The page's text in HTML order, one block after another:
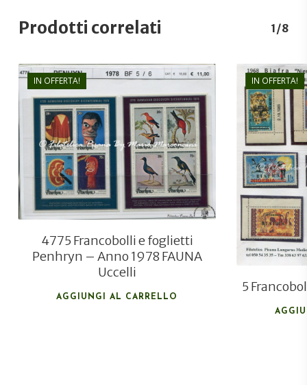
Prodotti correlati 1/8
IN OFFERTA!
€11,00
€ 7,50
4775 Francobolli e foglietti
Penhryn – Anno 1978 FAUNA
Uccelli
AGGIUNGI AL CARRELLO
IN OFFERTA!
5